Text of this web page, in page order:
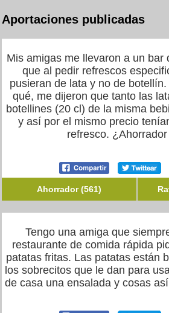
Aportaciones publicadas
Mis amigas me llevaron a un bar
que al pedir refrescos
pusieran de lata y no de
qué, me dijeron que tanto las
botellines (20 cl) de la misma
y así por el mismo precio
refresco.
Ahorrador (561)
Tengo una amiga que
restaurante de comida rápida
patatas fritas. Las patatas están
los sobrecitos que le dan para
de casa una ensalada y cosas